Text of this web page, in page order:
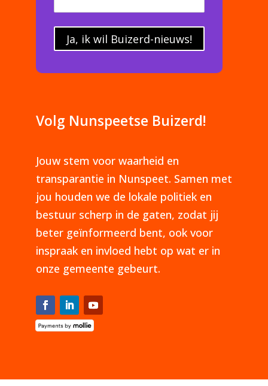
Ja, ik wil Buizerd-nieuws!
Volg Nunspeetse Buizerd!
Jouw stem voor waarheid en
transparantie in Nunspeet. Samen met
jou houden we de lokale politiek en
bestuur scherp in de gaten, zodat jij
beter geïnformeerd bent, ook voor
inspraak en invloed hebt op wat er in
onze gemeente gebeurt.